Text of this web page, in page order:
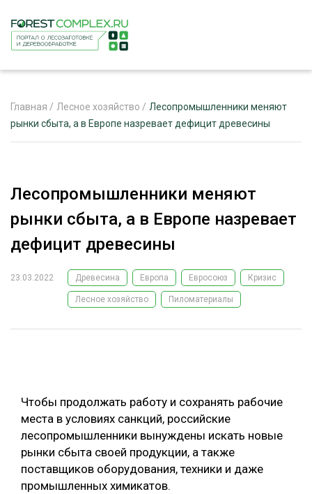
РЕКЛАМОДАТЕЛЯМ
ЛЕСНОЕ ХОЗЯЙСТВО
ЛЕСОЗАГОТОВКА
ОБРАБОТКА ДРЕВЕСИНЫ
ЛЕСОВОССТАНОВЛЕНИЕ И ЗАЩИТА
ЛОГИСТИКА
ПРОИЗВОДСТВО ДРЕВЕСНЫХ ПЛИТ
ЦБП
ТЕМАТИЧЕСКИЕ ПРОЕКТЫ
ПОДБОРКИ СТАТЕЙ
ЭКСПЕРТНОЕ МНЕНИЕ
Главная / Лесное хозяйство / Лесопромышленники меняют
рынки сбыта, а в Европе назревает дефицит древесины
Лесопромышленники меняют
рынки сбыта, а в Европе назревает
дефицит древесины
23.03.2022 Древесина Европа Евросоюз Кризис
Лесное хозяйство Пиломатериалы
Чтобы продолжать работу и сохранять рабочие
места в условиях санкций, российские
лесопромышленники вынуждены искать новые
рынки сбыта своей продукции, а также
поставщиков оборудования, техники и даже
промышленных химикатов.